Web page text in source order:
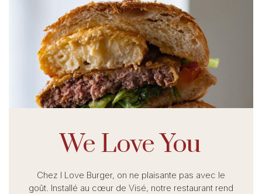
We Love You
Chez I Love Burger, on ne plaisante pas avec le
goût. Installé au cœur de Visé, notre restaurant rend